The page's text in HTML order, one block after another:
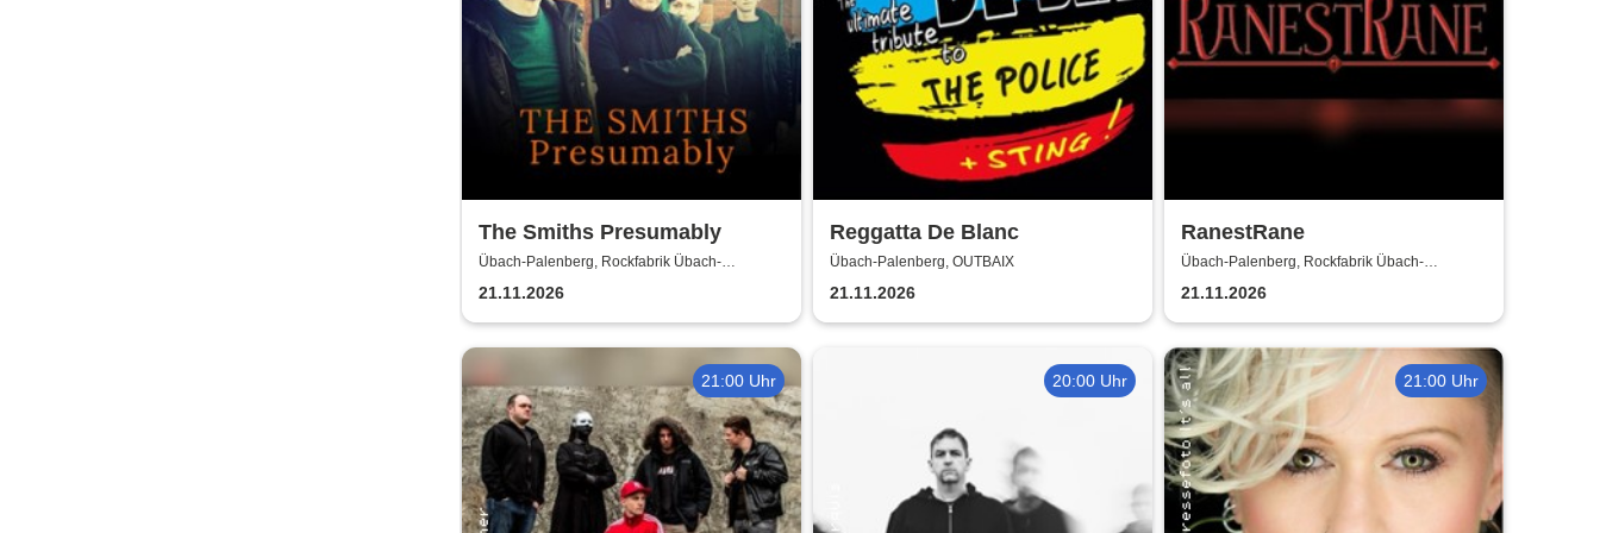
The Smiths Presumably
Übach-Palenberg, Rockfabrik Übach-
Palenberg
21.11.2026
Reggatta De Blanc
Übach-Palenberg, OUTBAIX
21.11.2026
RanestRane
Übach-Palenberg, Rockfabrik Übach-
Palenberg
21.11.2026
21:00 Uhr 20:00 Uhr 21:00 Uhr